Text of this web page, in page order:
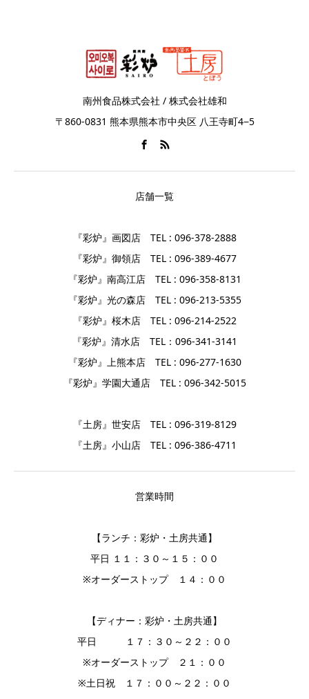
南州食品株式会社 / 株式会社雄和
〒860-0831 熊本県熊本市中央区 八王寺町4−5
店舗一覧
『彩炉』画図店 TEL : 096-378-2888
『彩炉』御領店 TEL : 096-389-4677
『彩炉』南高江店 TEL : 096-358-8131
『彩炉』光の森店 TEL : 096-213-5355
『彩炉』桜木店 TEL : 096-214-2522
『彩炉』清水店 TEL：096-341-3141
『彩炉』上熊本店 TEL : 096-277-1630
『彩炉』学園大通店 TEL : 096-342-5015
『土房』世安店 TEL : 096-319-8129
『土房』小山店 TEL : 096-386-4711
営業時間
【ランチ：彩炉・土房共通】
平日 １１：３０～１５：００
※オーダーストップ １４：００
【ディナー：彩炉・土房共通】
平日 １７：３０～２２：００
※オーダーストップ ２１：００
※土日祝 １７：００～２２：００